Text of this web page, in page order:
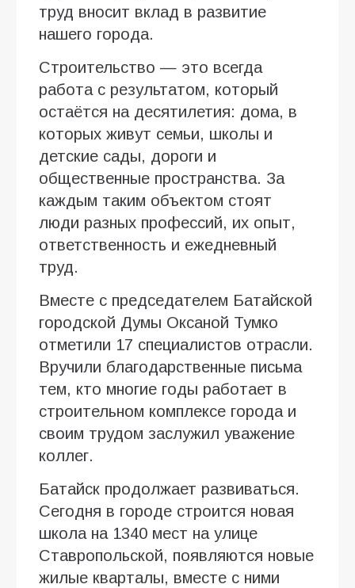
труд вносит вклад в развитие
нашего города.
Строительство — это всегда
работа с результатом, который
остаётся на десятилетия: дома, в
которых живут семьи, школы и
детские сады, дороги и
общественные пространства. За
каждым таким объектом стоят
люди разных профессий, их опыт,
ответственность и ежедневный
труд.
Вместе с председателем Батайской
городской Думы Оксаной Тумко
отметили 17 специалистов отрасли.
Вручили благодарственные письма
тем, кто многие годы работает в
строительном комплексе города и
своим трудом заслужил уважение
коллег.
Батайск продолжает развиваться.
Сегодня в городе строится новая
школа на 1340 мест на улице
Ставропольской, появляются новые
жилые кварталы, вместе с ними